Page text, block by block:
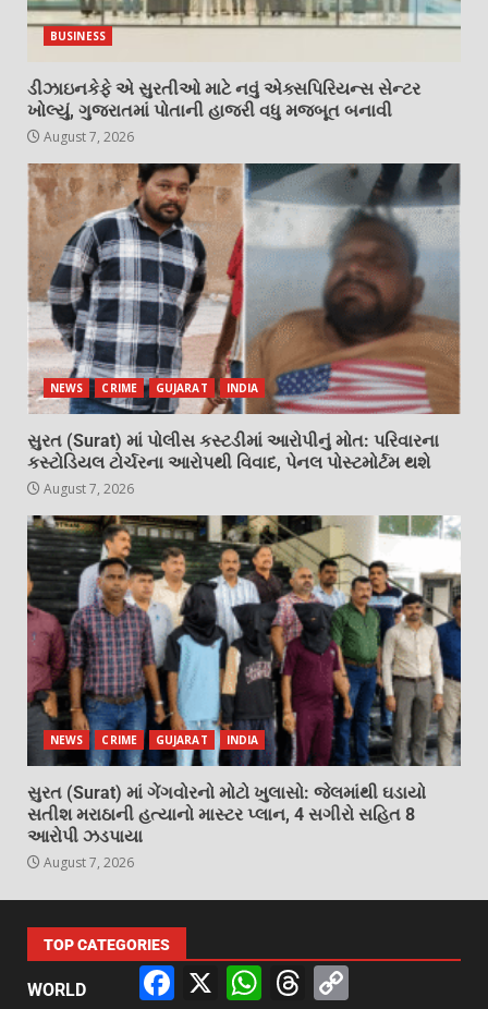
BUSINESS
ડીઝાઇનકેફે એ સુરતીઓ માટે નવું એક્સપિરિયન્સ સેન્ટર
ખોલ્યું, ગુજરાતમાં પોતાની હાજરી વધુ મજબૂત બનાવી
August 7, 2026
NEWS CRIME GUJARAT INDIA
સુરત (Surat) માં પોલીસ કસ્ટડીમાં આરોપીનું મોત: પરિવારના
કસ્ટોડિયલ ટોર્ચરના આરોપથી વિવાદ, પેનલ પોસ્ટમોર્ટમ થશે
August 7, 2026
NEWS CRIME GUJARAT INDIA
સુરત (Surat) માં ગેંગવોરનો મોટો ખુલાસો: જેલમાંથી ઘડાયો
સતીશ મરાઠાની હત્યાનો માસ્ટર પ્લાન, 4 સગીરો સહિત 8
આરોપી ઝડપાયા
August 7, 2026
TOP CATEGORIES
WORLD
Facebook
X WhatsApp
Threads